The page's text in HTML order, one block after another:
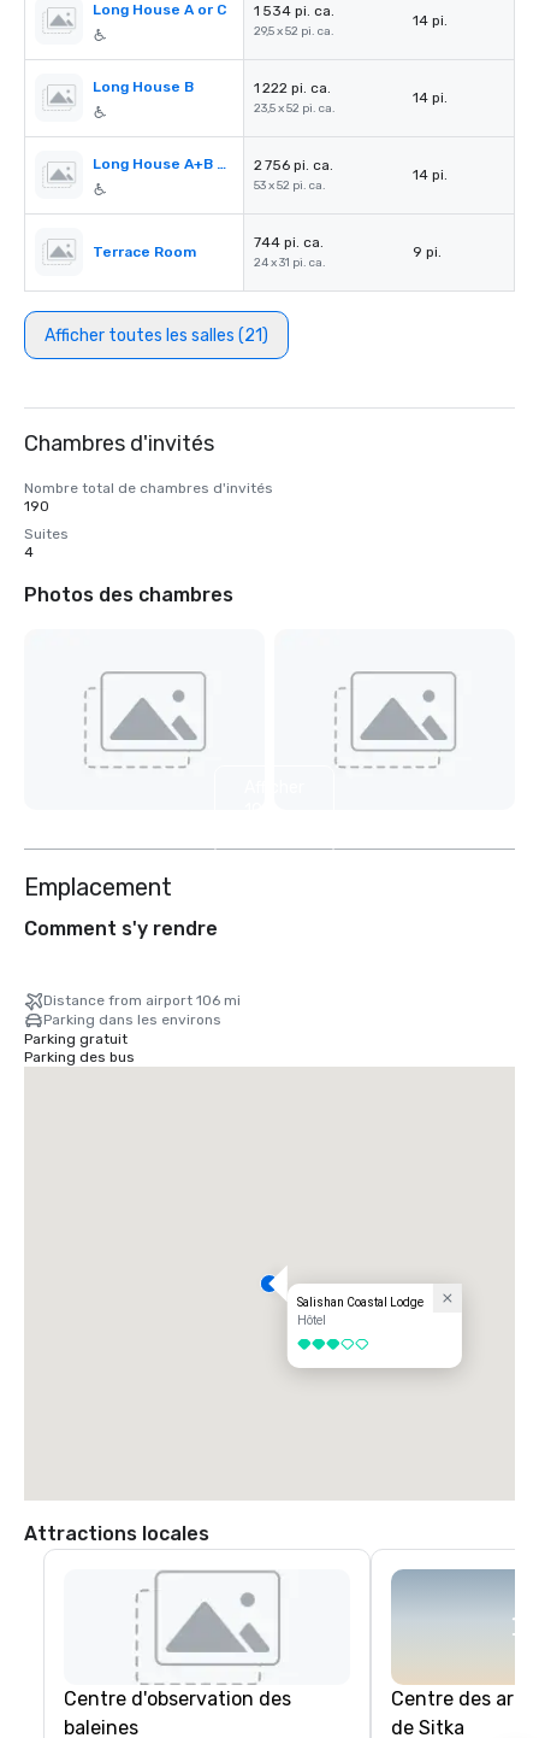
Long House A or C 1 534 pi. ca.
29,5 x 52 pi. ca.
14 pi.
Long House B 1 222 pi. ca.
23,5 x 52 pi. ca.
14 pi.
Long House A+B or B+C 2 756 pi. ca.
53 x 52 pi. ca.
14 pi.
Terrace Room
744 pi. ca.
24 x 31 pi. ca.
9 pi.
Afficher toutes les salles (21)
Chambres d'invités
Nombre total de chambres d'invités
190
Suites
4
Photos des chambres
Emplacement
Comment s'y rendre
Distance from airport 106 mi
Parking dans les environs
Parking gratuit
Parking des bus
Salishan Coastal Lodge
Hôtel
3 sur 5
Attractions locales
Centre d'observation des
baleines
Centre des arts
de Sitka